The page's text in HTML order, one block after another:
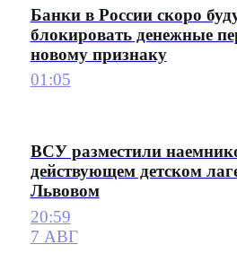
Банки в России скоро
блокировать денежные
новому признаку
01:05
ВСУ разместили
действующем детском
Львовом
20:59
7 АВГ